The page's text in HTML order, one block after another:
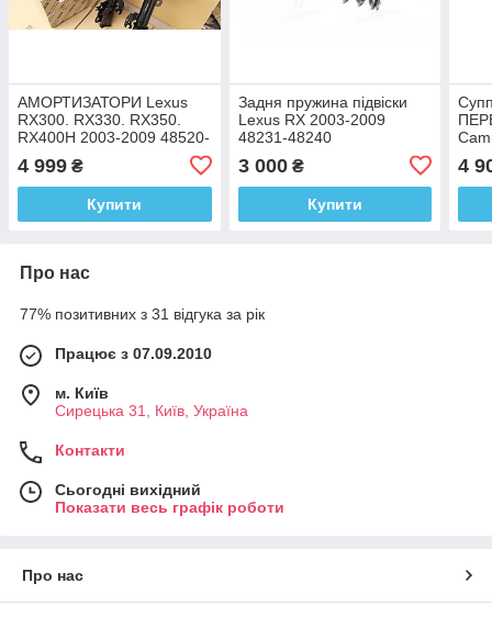
АМОРТИЗАТОРИ Lexus
RX300. RX330. RX350.
RX400H 2003-2009 48520-
4 999 ₴
Купити
Задня пружина підвіски
Lexus RX 2003-2009
48231-48240
3 000₴
Купити
4
Про нас
77% позитивних з 31 відгука за рік
Працює з 07.09.2010
м. Київ
Сирецька 31, Київ, Україна
Контакти
Сьогодні вихідний
Показати весь графік роботи
Про нас